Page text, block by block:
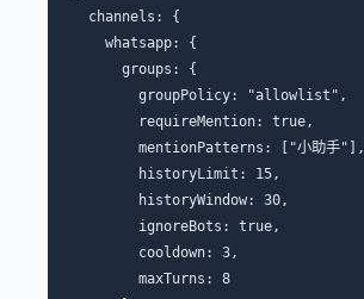
  channels: {
    whatsapp: {
      groups: {
        groupPolicy: "allowlist",
        requireMention: true,
        mentionPatterns: ["小助手"],
        historyLimit: 15,
        historyWindow: 30,
        ignoreBots: true,
        cooldown: 3,
        maxTurns: 8